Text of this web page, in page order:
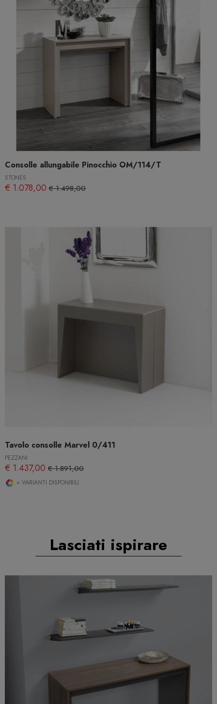
Consolle allungabile Pinocchio OM/114/T
STONES
€ 1.078,00 € 1.498,00
Tavolo consolle Marvel 0/411
PEZZANI
€ 1.437,00 € 1.891,00
+ VARIANTI DISPONIBILI
Lasciati ispirare